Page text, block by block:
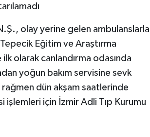
olay yerine gelen ambulanslarla
Eğitim ve Araştırma
olarak canlandırma odasında
yoğun bakım servisine sevk
rağmen dün akşam saatlerinde
işlemleri için İzmir Adli Tıp Kurumu